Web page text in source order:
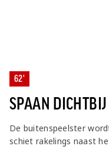
62'
SPAAN
De buitenspeelster
schiet rakelings naast